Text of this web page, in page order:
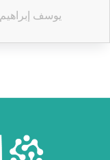
يوسف إبراهيم